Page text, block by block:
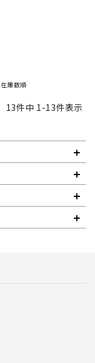
在庫数順
13件中 1-13件表示